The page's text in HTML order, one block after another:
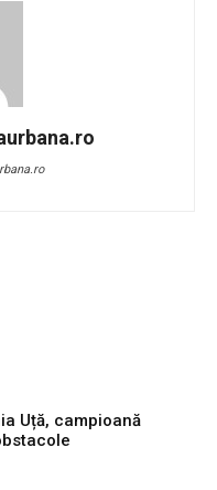
Uță, campioană